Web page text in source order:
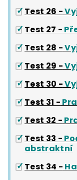
Test 26 -
Test 27 -
Test 28 -
Test 29 -
Test 30 -
Test 31 -
Test 32 -
Test 33 -
abstraktní
Test 34 -